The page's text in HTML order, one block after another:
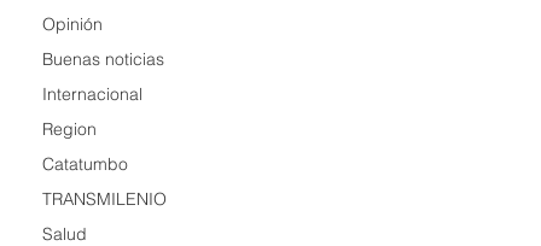
Opinión
Buenas noticias
Internacional
Region
Catatumbo
TRANSMILENIO
Salud